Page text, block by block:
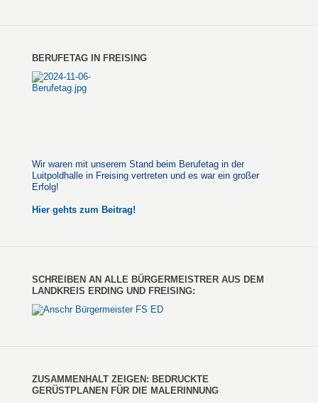
BERUFETAG IN FREISING
Wir waren mit unserem Stand beim Berufetag in der
Luitpoldhalle in Freising vertreten und es war ein großer
Erfolg!
Hier gehts zum Beitrag!
SCHREIBEN AN ALLE BÜRGERMEISTRER AUS DEM
LANDKREIS ERDING UND FREISING:
ZUSAMMENHALT ZEIGEN: BEDRUCKTE
GERÜSTPLANEN FÜR DIE MALERINNUNG